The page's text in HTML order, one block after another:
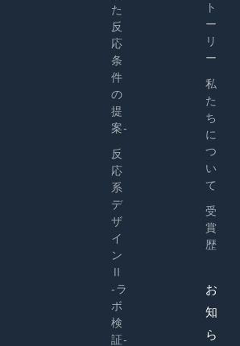
た
反
応
条
件
の
提
案-
反
応
系
デ
ザ
イ
ン
Ⅱ
-ラ
ボ
検
証-
ト
ー
リ
ー
私
た
ち
に
つ
い
て
受
賞
歴
お
知
ら